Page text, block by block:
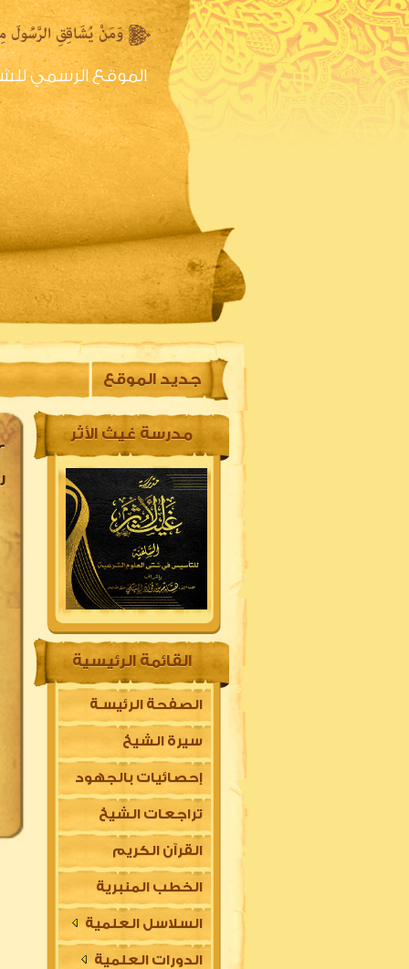
الموقع الرسمي
الصفحه الرئيسية
جديد الموقع
مدرسة غيث الأثر
القائمة الرئيسية
الصفحة الرئيسـة
سيرة الشيخ
إحصائيات بالجهود
تراجعات الشيخ
القرآن الكريم
الخطب المنبرية
السلاسل العلمية
الدورات العلمية